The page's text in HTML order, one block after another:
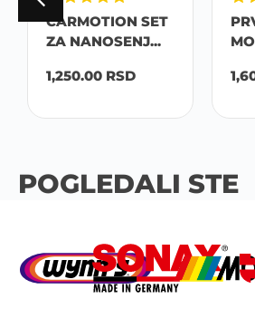
CARMOTION SET
ZA NANOSENJ...
1,250.00 RSD
POGLEDALI STE